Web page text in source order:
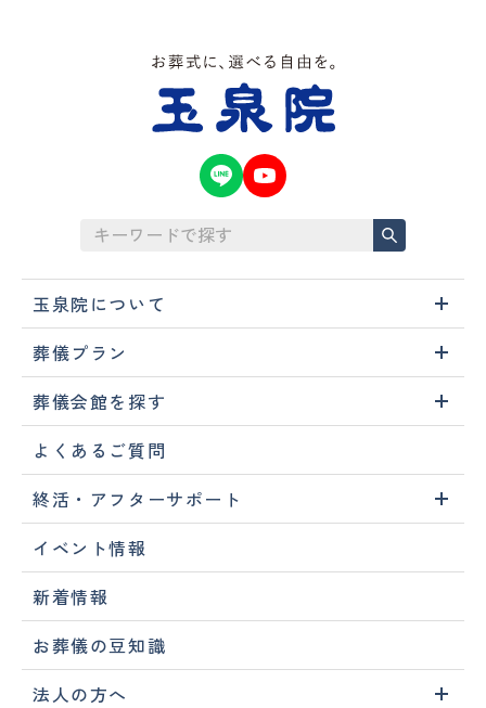
玉泉院について
葬儀プラン
葬儀会館を探す
よくあるご質問
終活・アフターサポート
イベント情報
新着情報
お葬儀の豆知識
法人の方へ